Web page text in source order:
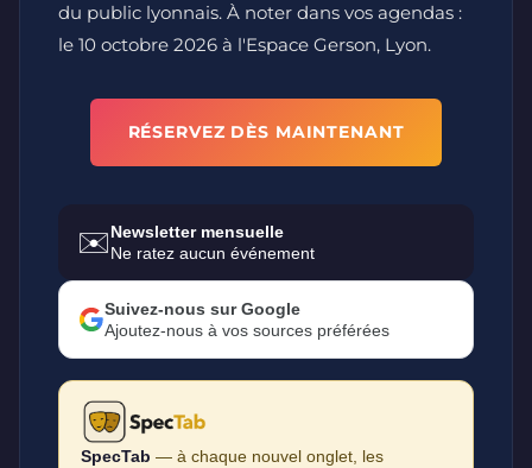
du public lyonnais. À noter dans vos agendas :
le 10 octobre 2026 à l'Espace Gerson, Lyon.
RÉSERVEZ DÈS MAINTENANT
✉️Newsletter mensuelle
Ne ratez aucun événement
Suivez-nous sur Google
Ajoutez-nous à vos sources préférées
SpecTab — à chaque nouvel onglet, les